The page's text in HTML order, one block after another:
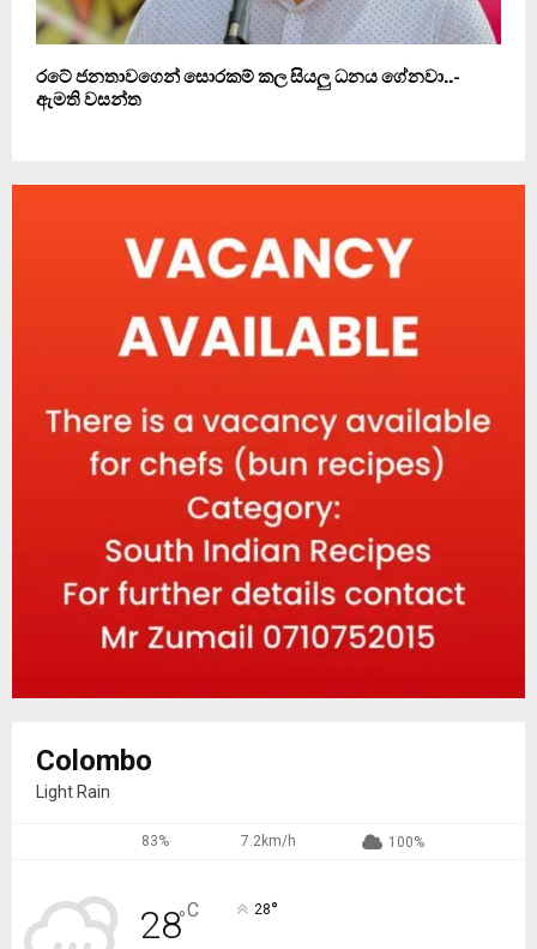
රටේ ජනතාවගෙන් සොරකම් කල සියලු ධනය ගේනවා..-
ඇමති වසන්ත
Colombo
Light Rain
83% 7.2km/h 100%
28°C 28°